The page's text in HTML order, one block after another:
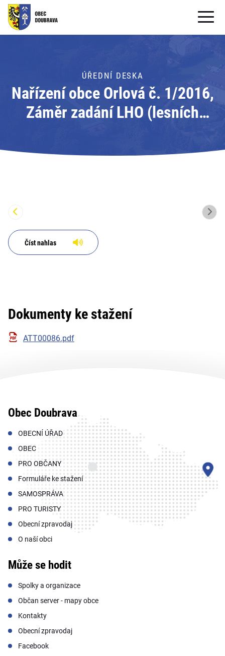
OBECNÍ ÚŘAD
PRO OBČANY
Formuláře ke stažení
PRO TURISTY
ÚŘEDNÍ DESKA
Nařízení obce Orlová č. 1/2016,
Záměr zadání LHO (lesních
Adresát: Město Orlová
Číst nahlas
Dokumenty ke stažení
ATT00086.pdf
Obec Doubrava
OBECNÍ ÚŘAD
OBEC
PRO OBČANY
Formuláře ke stažení
SAMOSPRÁVA
PRO TURISTY
Obecní zpravodaj
O naší obci
Může se hodit
Spolky a organizace
Občan server - mapy obce
Kontakty
Obecní zpravodaj
Facebook